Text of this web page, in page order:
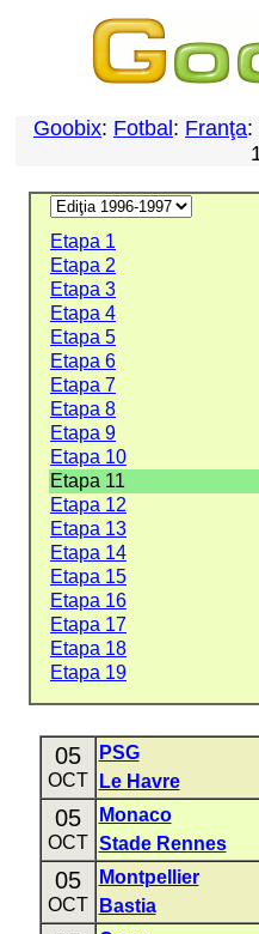
Goobix: Fotbal : Franţa:
Etapa 1
Etapa 2
Etapa 3
Etapa 4
Etapa 5
Etapa 6
Etapa 7
Etapa 8
Etapa 9
Etapa 10
Etapa 11
Etapa 12
Etapa 13
Etapa 14
Etapa 15
Etapa 16
Etapa 17
Etapa 18
Etapa 19
05
OCT
PSG
Le Havre
05
OCT
Monaco
Stade Rennes
05
OCT
Montpellier
Bastia